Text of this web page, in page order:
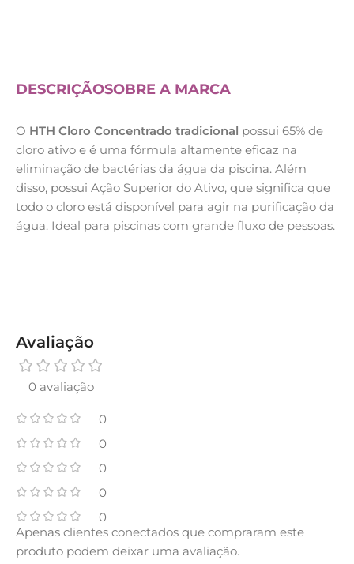
DESCRIÇÃOSOBRE A MARCA
O HTH Cloro Concentrado tradicional possui 65% de
cloro ativo e é uma fórmula altamente eficaz na
eliminação de bactérias da água da piscina. Além
disso, possui Ação Superior do Ativo, que significa que
todo o cloro está disponível para agir na purificação da
água. Ideal para piscinas com grande fluxo de pessoas.
Avaliação
0 avaliação
0
0
0
0
0
Apenas clientes conectados que compraram este
produto podem deixar uma avaliação.